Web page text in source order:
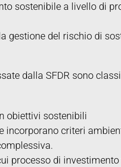
sostenibile a livello di
gestione del rischio di
dalla SFDR sono
obiettivi sostenibili
incorporano criteri
processo di investimento